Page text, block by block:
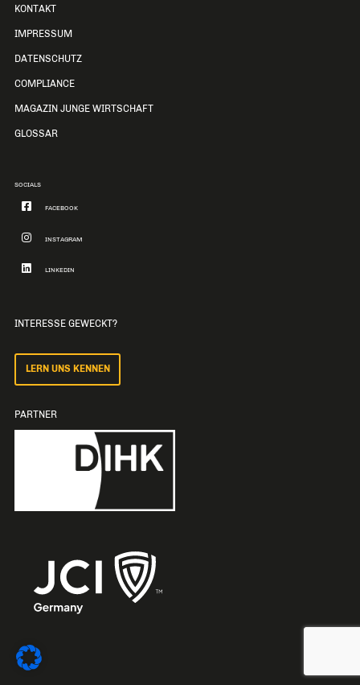
KONTAKT
IMPRESSUM
DATENSCHUTZ
COMPLIANCE
MAGAZIN JUNGE WIRTSCHAFT
GLOSSAR
SOCIALS
FACEBOOK
INSTAGRAM
LINKEDIN
INTERESSE GEWECKT?
LERN UNS KENNEN
PARTNER